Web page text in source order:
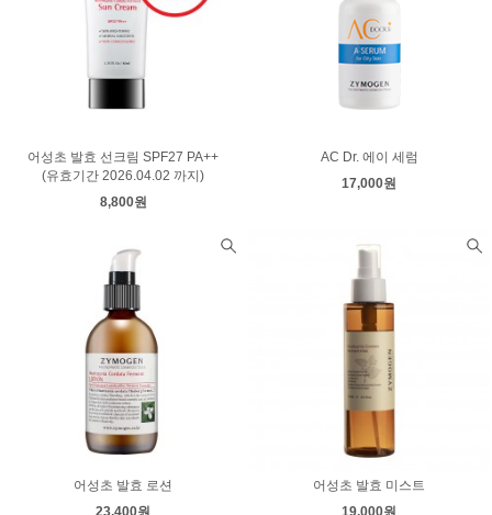
어성초 발효 선크림 SPF27 PA++
(유효기간 2026.04.02 까지)
8,800원
AC Dr. 에이 세럼
17,000원
어성초 발효 로션
23,400원
어성초 발효 미스트
19,000원